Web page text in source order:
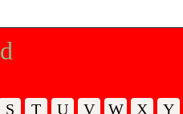
S T U V W X Y